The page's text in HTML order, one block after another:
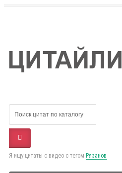
Я ищу цитаты с видео с тегом Рязанов